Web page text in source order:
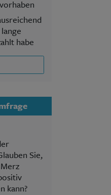
habe
Sie,
kann?